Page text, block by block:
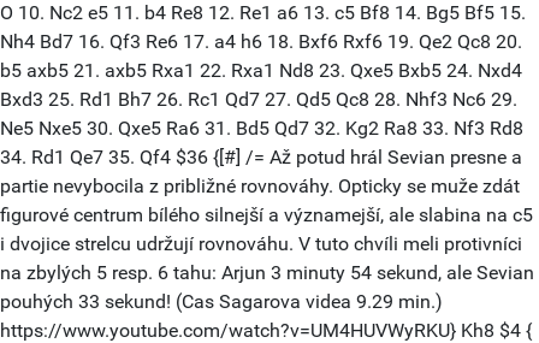
O 10. Nc2 e5 11. b4 Re8 12. Re1 a6 13. c5 Bf8 14. Bg5 Bf5 15.
Nh4 Bd7 16. Qf3 Re6 17. a4 h6 18. Bxf6 Rxf6 19. Qe2 Qc8 20.
b5 axb5 21. axb5 Rxa1 22. Rxa1 Nd8 23. Qxe5 Bxb5 24. Nxd4
Bxd3 25. Rd1 Bh7 26. Rc1 Qd7 27. Qd5 Qc8 28. Nhf3 Nc6 29.
Ne5 Nxe5 30. Qxe5 Ra6 31. Bd5 Qd7 32. Kg2 Ra8 33. Nf3 Rd8
34. Rd1 Qe7 35. Qf4 $36 {[#] /= Až potud hrál Sevian presne a
partie nevybocila z približné rovnováhy. Opticky se muže zdát
figurové centrum bílého silnejší a významejší, ale slabina na c5
i dvojice strelcu udržují rovnováhu. V tuto chvíli meli protivníci
na zbylých 5 resp. 6 tahu: Arjun 3 minuty 54 sekund, ale Sevian
pouhých 33 sekund! (Cas Sagarova videa 9.29 min.)
https://www.youtube.com/watch?v=UM4HUVWyRKU} Kh8 $4 {